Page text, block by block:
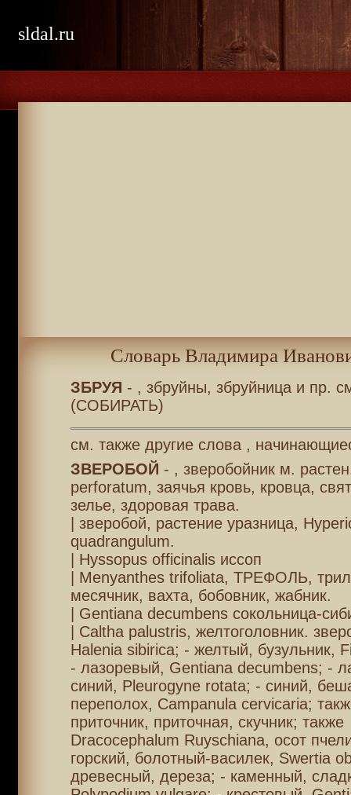
sldal.ru
Словарь Владимира
ЗБРУЯ - , збруйны, збруйница и пр.
(СОБИРАТЬ)
см. также другие слова ,
ЗВЕРОБОЙ - , зверобойник м.
perforatum, заячья кровь, кровца,
зелье, здоровая трава.
| зверобой, растение уразница,
quadrangulum.
| Hyssopus officinalis иссоп
| Menyanthes trifoliata, ТРЕФОЛЬ,
месячник, вахта, бобовник, жабник.
| Gentiana decumbens сокольница-
| Caltha palustris, желтоголовник.
Halenia sibirica; - желтый, бузульник,
- лазоревый, Gentiana decumbens; -
синий, Pleurogyne rotata; - синий,
переполох, Campanula cervicaria;
приточник, приточная, скучник; также
Dracocephalum Ruyschiana, осот
горский, болотный-василек, Swertia
древесный, дереза; - каменный,